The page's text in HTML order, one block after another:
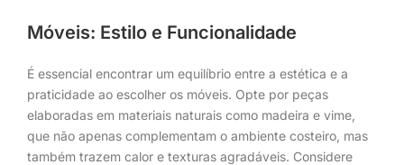
Móveis: Estilo e Funcionalidade
É essencial encontrar um equilíbrio entre a estética e a
praticidade ao escolher os móveis. Opte por peças
elaboradas em materiais naturais como madeira e vime,
que não apenas complementam o ambiente costeiro, mas
também trazem calor e texturas agradáveis. Considere